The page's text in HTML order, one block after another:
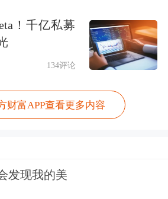
2年集中整治期清理非
中整治期内，禁止境外
者在境内非法提供买入
等服务，只允许单向卖
金。集中整治期满后，
！千亿私募
134评论
财富APP查看更多内容
发现我的美